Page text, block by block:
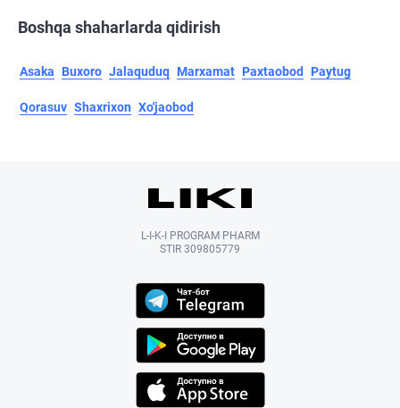
Boshqa shaharlarda qidirish
Asaka Buxoro Jalaquduq Marxamat Paxtaobod Paytug
Qorasuv Shaxrixon Xo'jaobod
L-I-K-I PROGRAM PHARM
STIR 309805779